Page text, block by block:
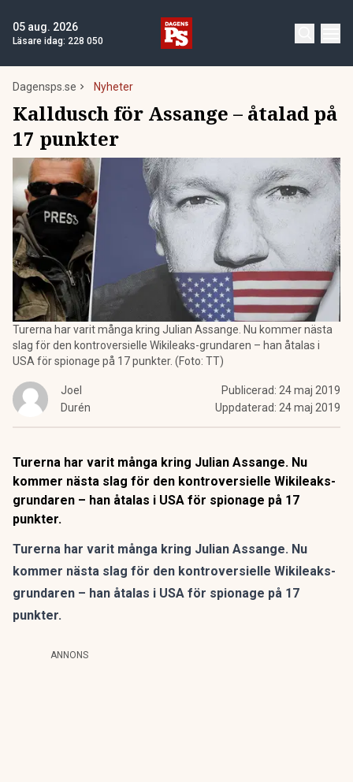
05 aug. 2026
Läsare idag: 228 050
Dagensps.se Nyheter
Kalldusch för Assange – åtalad på
17 punkter
Turerna har varit många kring Julian Assange. Nu kommer nästa
slag för den kontroversielle Wikileaks-grundaren – han åtalas i
USA för spionage på 17 punkter. (Foto: TT)
Joel
Durén
Publicerad: 24 maj 2019
Uppdaterad: 24 maj 2019
Turerna har varit många kring Julian Assange. Nu
kommer nästa slag för den kontroversielle Wikileaks-
grundaren – han åtalas i USA för spionage på 17
punkter.
Turerna har varit många kring Julian Assange. Nu
kommer nästa slag för den kontroversielle Wikileaks-
grundaren – han åtalas i USA för spionage på 17
punkter.
ANNONS